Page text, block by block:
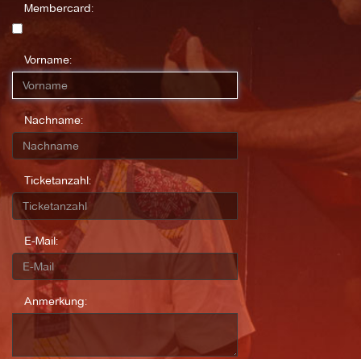
Membercard:
Vorname:
Nachname:
Ticketanzahl:
E-Mail:
Anmerkung: